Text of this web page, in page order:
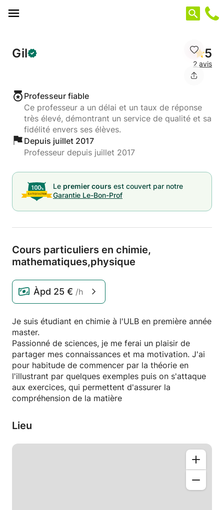
Gil 5
2 avis
Professeur fiable
Ce professeur a un délai et un taux de réponse
très élevé, démontrant un service de qualité et sa
fidélité envers ses élèves.
Depuis juillet 2017
Professeur depuis juillet 2017
Le premier cours est couvert par notre
Garantie Le-Bon-Prof
Cours particuliers en chimie,
mathematiques,physique
Àpd 25 € /h
Je suis étudiant en chimie à l'ULB en première année
master.
Passionné de sciences, je me ferai un plaisir de
partager mes connaissances et ma motivation. J'ai
pour habitude de commencer par la théorie en
l'illustrant par quelques exemples puis on s'attaque
aux exercices, qui permettent d'assurer la
compréhension de la matière
Lieu